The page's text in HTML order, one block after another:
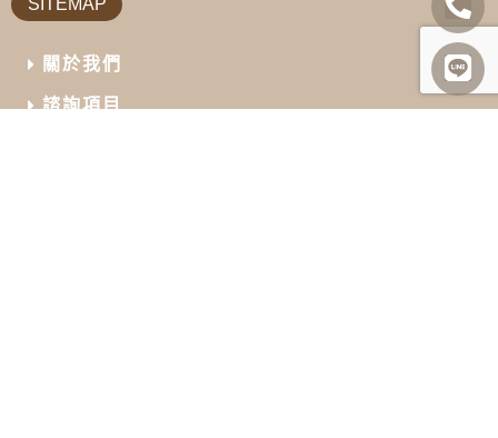
SITEMAP
關於我們
諮詢項目